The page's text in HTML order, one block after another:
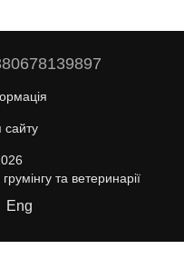
сайту
та ветеринарії
Eng